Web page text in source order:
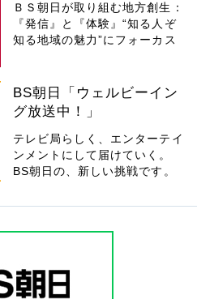
ＢＳ朝日が取り組む地方創生：
『発信』と『体験』“知る人ぞ
知る地域の魅力”にフォーカス
BS朝日「ウェルビーイン
グ放送中！」
テレビ局らしく、エンターテイ
ンメントにして届けていく。
BS朝日の、新しい挑戦です。